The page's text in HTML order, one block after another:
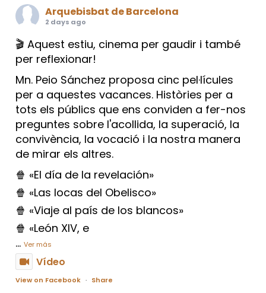
Arquebisbat de Barcelona
2 days ago
🎬 Aquest estiu, cinema per gaudir i també
per reflexionar!
Mn. Peio Sánchez proposa cinc pel·lícules
per a aquestes vacances. Històries per a
tots els públics que ens conviden a fer-nos
preguntes sobre l'acollida, la superació, la
convivència, la vocació i la nostra manera
de mirar els altres.
🍿 «El día de la revelación»
🍿 «Las locas del Obelisco»
🍿 «Viaje al país de los blancos»
🍿 «León XIV, e
... Ver más
Vídeo
View on Facebook · Share